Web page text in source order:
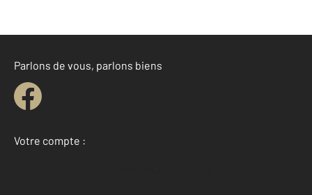
Parlons de vous, parlons biens
Votre compte :
Accéder à mon compte